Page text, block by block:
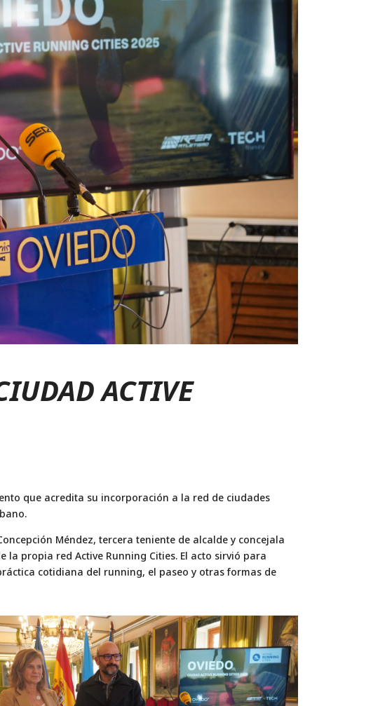
ACTIVE
que acredita su incorporación a la red de ciudades
Méndez, tercera teniente de alcalde y concejala
propia red Active Running Cities. El acto sirvió para
cotidiana del running, el paseo y otras formas de